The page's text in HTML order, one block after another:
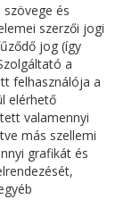
és
szerzői jogi
jog (így
a
felhasználója a
elérhető
valamennyi
más szellemi
grafikát és